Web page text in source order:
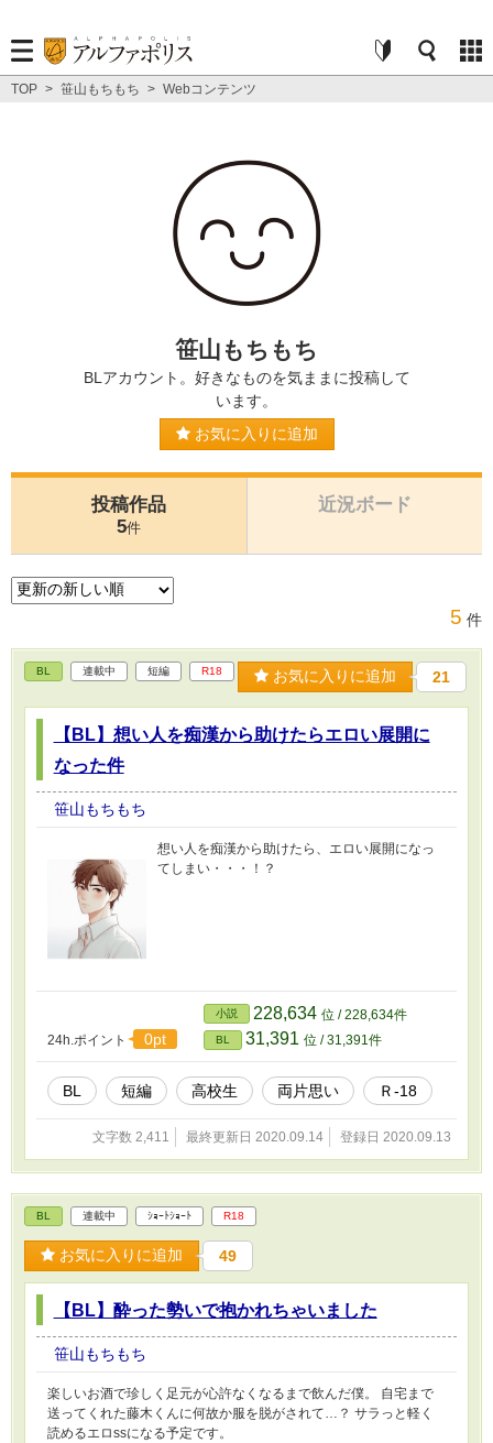
TOP > 笹山もちもち > Webコンテンツ
笹山もちもち
BLアカウント。好きなものを気ままに投稿して
います。
お気に入りに追加
投稿作品
5件
近況ボード
5 件
BL 連載中 短編 R18 お気に入りに追加 21
【BL】想い人を痴漢から助けたらエロい展開に
なった件
笹山もちもち
想い人を痴漢から助けたら、エロい展開になっ
てしまい・・・！？
24h.ポイント 0pt
小説 228,634 位 / 228,634件
BL 31,391 位 / 31,391件
BL 短編 高校生 両片思い Ｒ-18
文字数 2,411 最終更新日 2020.09.14 登録日 2020.09.13
BL 連載中 ｼｮｰﾄｼｮｰﾄ R18
お気に入りに追加 49
【BL】酔った勢いで抱かれちゃいました
笹山もちもち
楽しいお酒で珍しく足元が心許なくなるまで飲んだ僕。 自宅まで
送ってくれた藤木くんに何故か服を脱がされて…？ サラっと軽く
読めるエロssになる予定です。